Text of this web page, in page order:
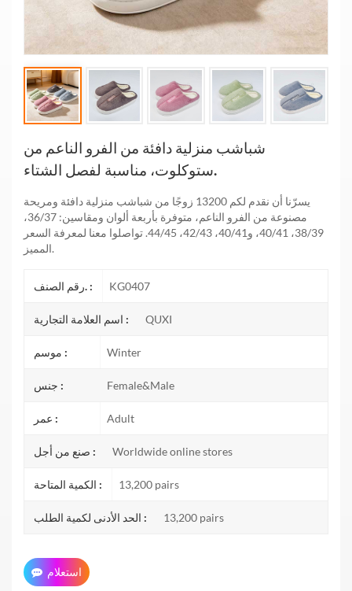
شباشب منزلية دافئة من الفرو الناعم من
ستوكلوت، مناسبة لفصل الشتاء.
يسرّنا أن نقدم لكم 13200 زوجًا من شباشب منزلية دافئة ومريحة
مصنوعة من الفرو الناعم، متوفرة بأربعة ألوان ومقاسين: 36/37،
38/39، 40/41، و40/41، 42/43، 44/45. تواصلوا معنا لمعرفة السعر
المميز.
رقم الصنف. : KG0407
اسم العلامة التجارية : QUXI
موسم : Winter
جنس : Female&Male
عمر : Adult
صنع من أجل : Worldwide online stores
الكمية المتاحة : 13,200 pairs
الحد الأدنى لكمية الطلب : 13,200 pairs
استعلام